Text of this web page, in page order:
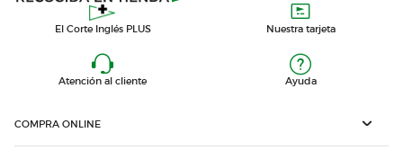
El Corte Inglés PLUS Nuestra tarjeta
Atención al cliente Ayuda
COMPRA ONLINE